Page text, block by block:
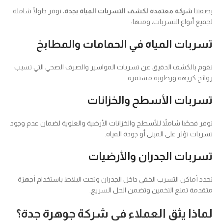
بصفتنا شركة معتمدة لكشف التسربات المياة بجدة، نوفر حلولًا شاملة
لجميع أنواع التسربات، ومنها:
تسربات المياه في الحمامات والمطابخ
نقوم بالكشف الدقيق عن تسربات المواسير والصرف الصحي التي تسبب
روائح كريهة ورطوبة مستمرة.
تسربات الأسطح والخزانات
نوفر فحصًا شاملاً للأسطح والخزانات الأرضية والعلوية لضمان عدم وجود
تسربات تؤثر على المبنى أو جودة المياه.
تسربات الجدران والأرضيات
نحدد أماكن التسرب الخفي داخل الجدران وتحت البلاط باستخدام أجهزة
متقدمة تمنع التخمين وتضمن الحل السريع.
لماذا يثق العملاء في شركة جوهرة جدة؟